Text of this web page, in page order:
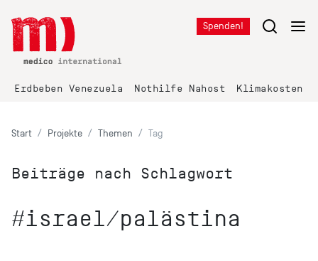
Spenden!
Erdbeben Venezuela Nothilfe Nahost Klimakosten
Start Projekte Themen Tag
Beiträge nach Schlagwort
#israel/palästina